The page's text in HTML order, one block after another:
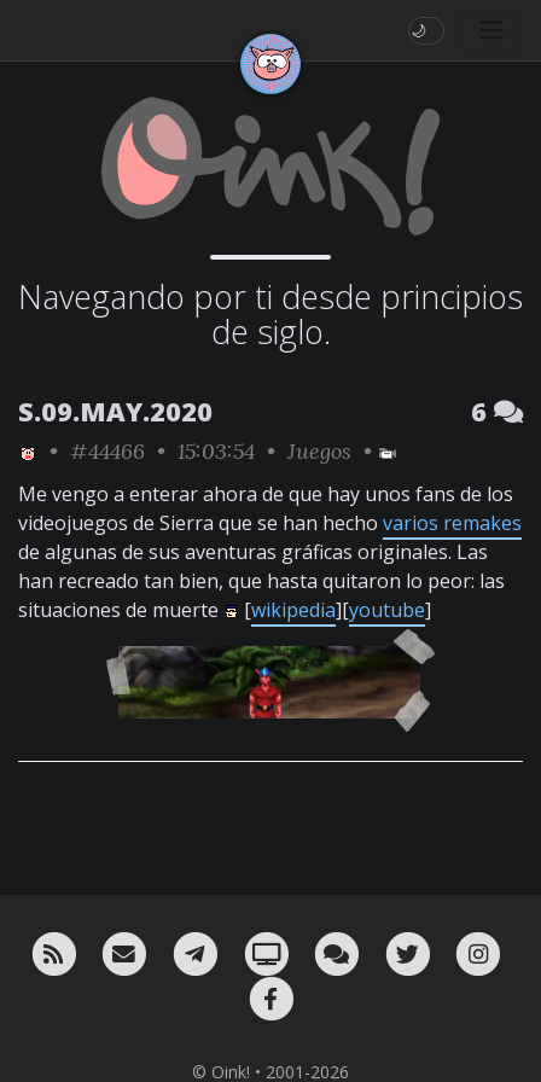
🌙
Navegando por ti desde principios
de siglo.
S.09.MAY.2020 6
• #44466 • 15:03:54 • Juegos •
Me vengo a enterar ahora de que hay unos fans de los
videojuegos de Sierra que se han hecho varios remakes
de algunas de sus aventuras gráficas originales. Las
han recreado tan bien, que hasta quitaron lo peor: las
situaciones de muerte
[wikipedia][youtube]
RSS ¡Mándame un email!¡Nuestro canal en Telegram!
Oink! TV Charla con nosotros
Twitter
© Oink! • 2001-2026